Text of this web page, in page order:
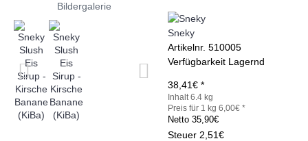
Bildergalerie
Sneky
Artikelnr. 510005
Verfügbarkeit Lagernd
38,41€ *
Inhalt 6.4 kg
Preis für 1 kg 6,00€ *
Netto 35,90€
Steuer 2,51€